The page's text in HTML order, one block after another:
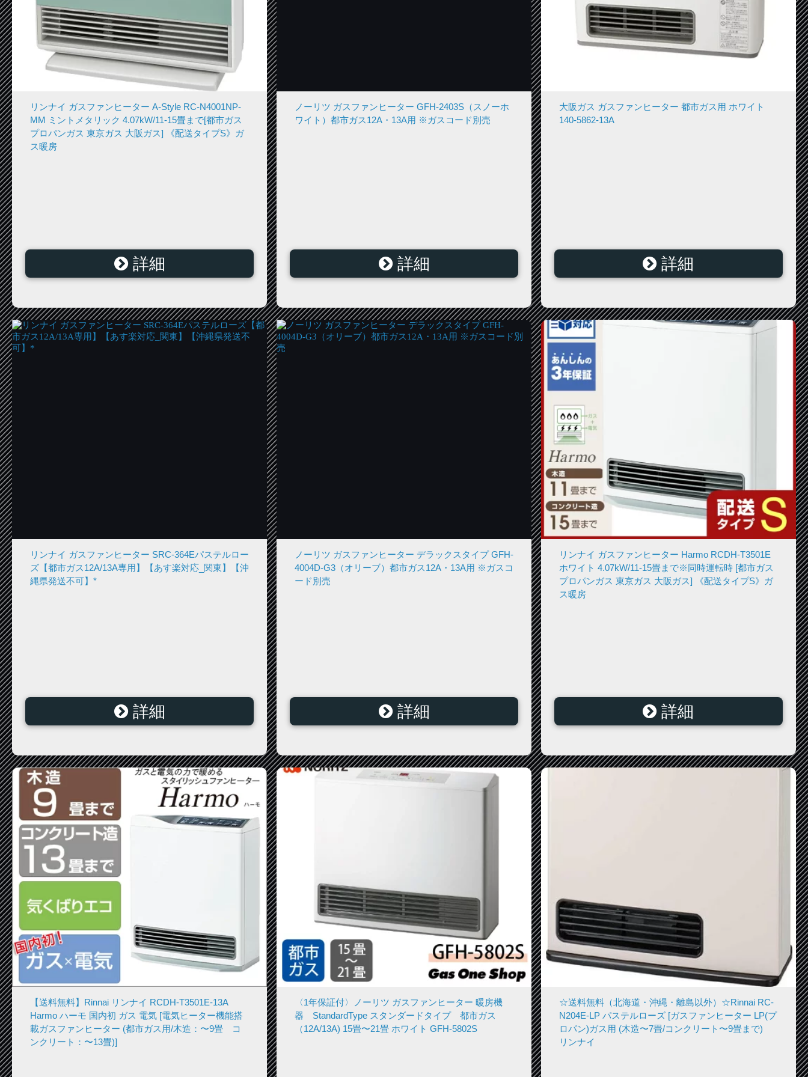
リンナイ ガスファンヒーター A-Style RC-N4001NP-
MM ミントメタリック 4.07kW/11-15畳まで[都市ガス
プロパンガス 東京ガス 大阪ガス] 《配送タイプS》ガ
ス暖房
詳細
ノーリツ ガスファンヒーター GFH-2403S（スノーホ
ワイト）都市ガス12A・13A用 ※ガスコード別売
詳細
大阪ガス ガスファンヒーター 都市ガス用 ホワイト
140-5862-13A
詳細
リンナイ ガスファンヒーター SRC-364Eパステルロー
ズ【都市ガス12A/13A専用】【あす楽対応_関東】【沖
縄県発送不可】*
詳細
ノーリツ ガスファンヒーター デラックスタイプ GFH-
4004D-G3（オリーブ）都市ガス12A・13A用 ※ガスコ
ード別売
詳細
リンナイ ガスファンヒーター Harmo RCDH-T3501E
ホワイト 4.07kW/11-15畳まで※同時運転時 [都市ガス
プロパンガス 東京ガス 大阪ガス] 《配送タイプS》ガ
ス暖房
詳細
【送料無料】Rinnai リンナイ RCDH-T3501E-13A
Harmo ハーモ 国内初 ガス 電気 [電気ヒーター機能搭
載ガスファンヒーター (都市ガス用/木造：〜9畳 コ
ンクリート：〜13畳)]
〈1年保証付〉ノーリツ ガスファンヒーター 暖房機
器 StandardType スタンダードタイプ 都市ガス
（12A/13A) 15畳〜21畳 ホワイト GFH-5802S
☆送料無料（北海道・沖縄・離島以外）☆Rinnai RC-
N204E-LP パステルローズ [ガスファンヒーター LP(プ
ロパン)ガス用 (木造〜7畳/コンクリート〜9畳まで)
リンナイ